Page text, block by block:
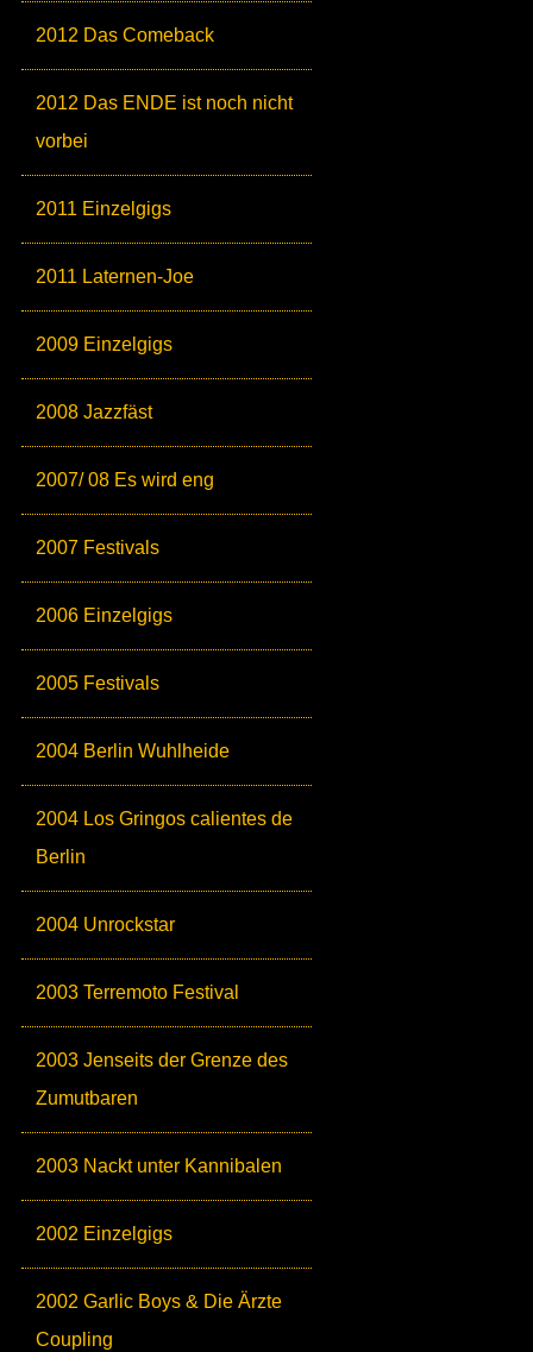
2012 Das Comeback
2012 Das ENDE ist noch nicht
vorbei
2011 Einzelgigs
2011 Laternen-Joe
2009 Einzelgigs
2008 Jazzfäst
2007/ 08 Es wird eng
2007 Festivals
2006 Einzelgigs
2005 Festivals
2004 Berlin Wuhlheide
2004 Los Gringos calientes de
Berlin
2004 Unrockstar
2003 Terremoto Festival
2003 Jenseits der Grenze des
Zumutbaren
2003 Nackt unter Kannibalen
2002 Einzelgigs
2002 Garlic Boys & Die Ärzte
Coupling